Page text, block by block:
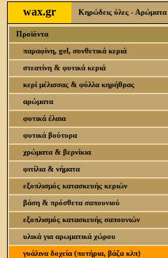
wax.gr Κηρώδεις ύλες - Αρώματα
Προϊόντα
παραφίνη, gel, συνθετικά κεριά
στεατίνη & φυτικά κεριά
κερί μέλισσας & φύλλα κηρήθρας
αρώματα
φυτικά έλαια
φυτικά βούτυρα
χρώματα & βερνίκια
φιτίλια & νήματα
εξοπλισμός κατασκευής κεριών
βάση & πρόσθετα σαπουνιού
εξοπλισμός κατασκευής σαπουνιών
υλικά για αρωματικά χώρου
γυάλινα δοχεία (ποτήρια, βάζα κλπ)